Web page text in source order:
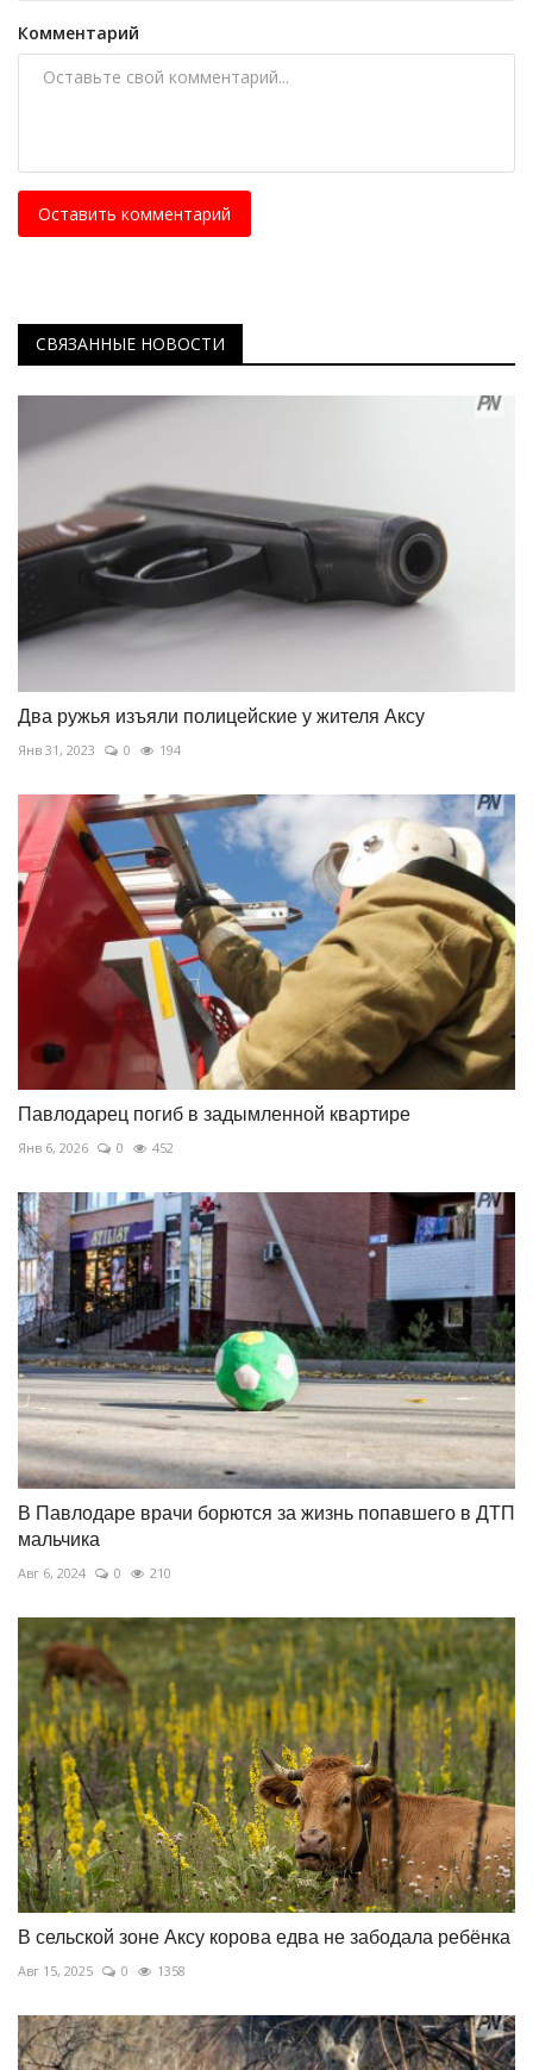
Комментарий
Оставить комментарий
СВЯЗАННЫЕ НОВОСТИ
Два ружья изъяли полицейские у жителя Аксу
Янв 31, 2023 0 194
Павлодарец погиб в задымленной квартире
Янв 6, 2026 0 452
В Павлодаре врачи борются за жизнь попавшего в ДТП
мальчика
Авг 6, 2024 0 210
В сельской зоне Аксу корова едва не забодала ребёнка
Авг 15, 2025 0 1358